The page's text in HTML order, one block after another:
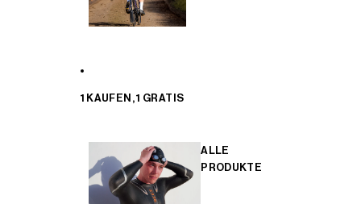
1 KAUFEN, 1 GRATIS
ALLE
PRODUKTE